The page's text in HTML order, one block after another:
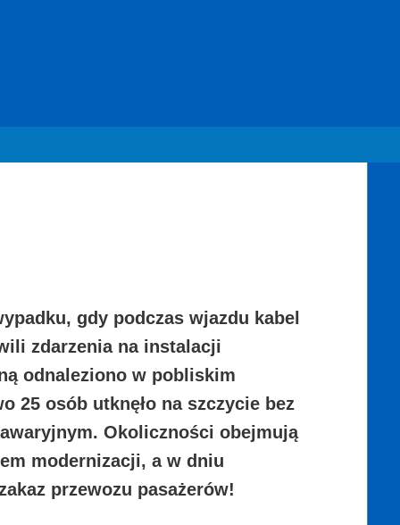
gdy podczas wjazdu kabel
zdarzenia na instalacji
odnaleziono w pobliskim
25 osób utknęło na szczycie bez
Okoliczności obejmują
modernizacji, a w dniu
przewozu pasażerów!